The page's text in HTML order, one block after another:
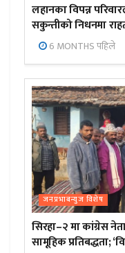
लहानका विपन्न
सकुन्तीको निधनमा
6 MONTHS पहिले
जनप्रभाबन्युज विशेष
सिरहा–२ मा कांग्रेस
सामूहिक प्रतिबद्धता;